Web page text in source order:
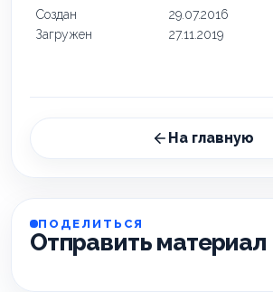
Создан
29.07.2016
Загружен
27.11.2019
На главную
ПОДЕЛИТЬСЯ
Отправить материал